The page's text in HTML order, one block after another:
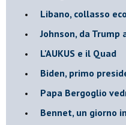
Libano, collasso
Johnson, da
L'AUKUS e il Quad
Biden, primo
Papa Bergoglio
Bennet, un giorno